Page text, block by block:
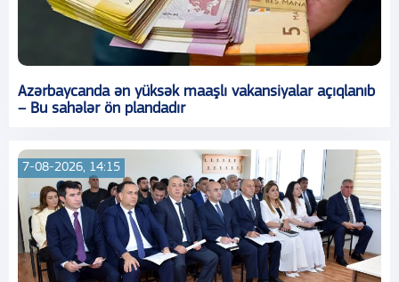
Azərbaycanda ən yüksək maaşlı vakansiyalar açıqlanıb
– Bu sahələr ön plandadır
7-08-2026, 14:15